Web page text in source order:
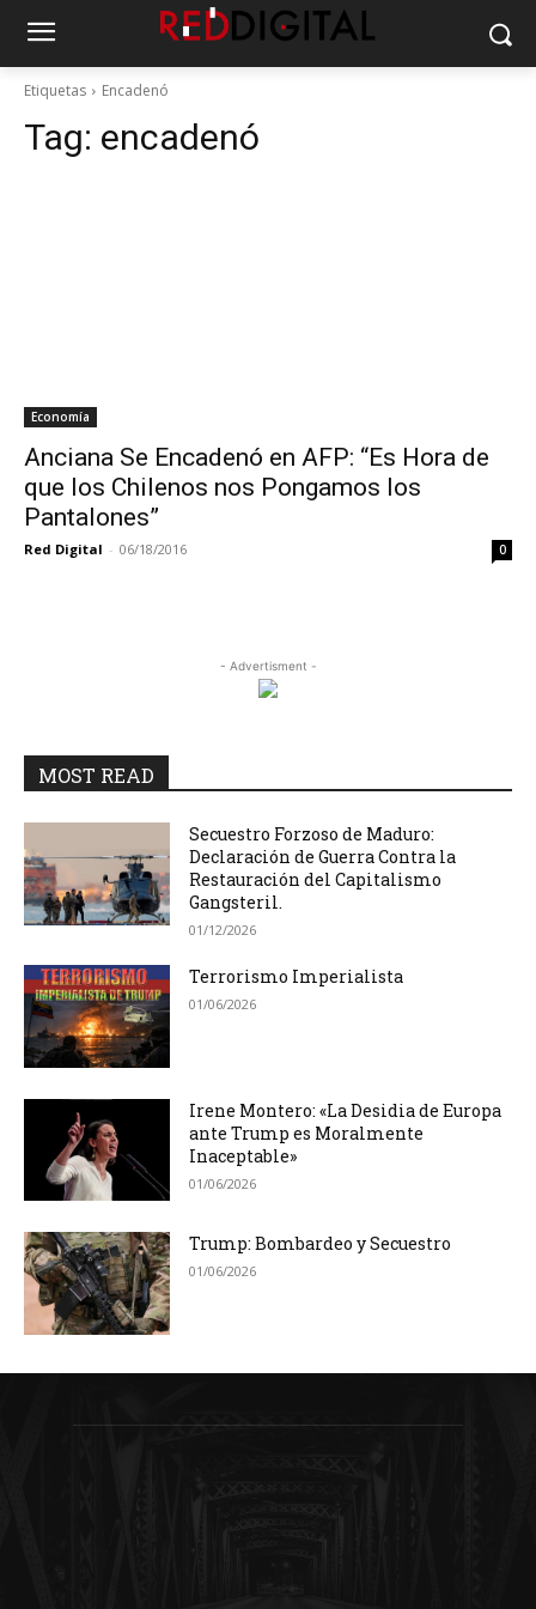
Etiquetas Encadenó
Tag: encadenó
Economía
Anciana Se Encadenó en AFP: “Es Hora de
que los Chilenos nos Pongamos los
Pantalones”
Red Digital - 06/18/2016 0
- Advertisment -
MOST READ
Secuestro Forzoso de Maduro:
Declaración de Guerra Contra la
Restauración del Capitalismo
Gangsteril.
01/12/2026
Terrorismo Imperialista
01/06/2026
Irene Montero: «La Desidia de Europa
ante Trump es Moralmente
Inaceptable»
01/06/2026
Trump: Bombardeo y Secuestro
01/06/2026